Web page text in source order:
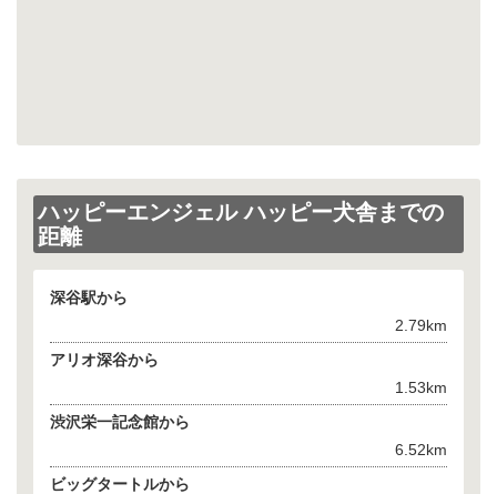
ハッピーエンジェル ハッピー犬舎までの
距離
深谷駅から
2.79km
アリオ深谷から
1.53km
渋沢栄一記念館から
6.52km
ビッグタートルから